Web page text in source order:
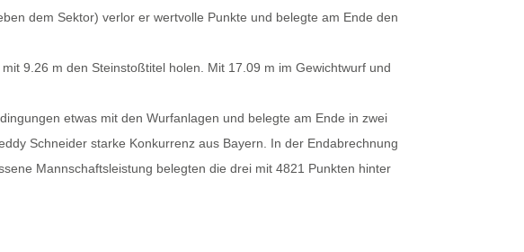
dem Sektor) verlor er wertvolle Punkte und belegte am Ende den
9.26 m den Steinstoßtitel holen. Mit 17.09 m im Gewichtwurf und
etwas mit den Wurfanlagen und belegte am Ende in zwei
Schneider starke Konkurrenz aus Bayern. In der Endabrechnung
Mannschaftsleistung belegten die drei mit 4821 Punkten hinter